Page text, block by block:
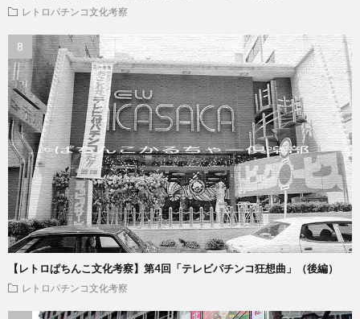
レトロパチンコ文化考察
【レトロぱちんこ文化考察】第4回「テレビパチンコ狂想曲」（後編）
レトロパチンコ文化考察